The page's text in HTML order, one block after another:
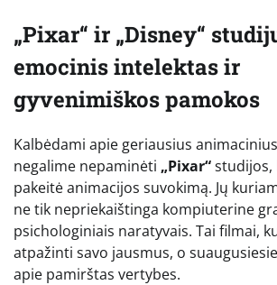
„Pixar“ ir „Disney“
emocinis intelektas ir
gyvenimiškos pamokos
Kalbėdami apie geriausius
negalime nepaminėti „Pixar“studijos,
pakeitė animacijos suvokimą. Jų
ne tik nepriekaištinga kompiuterine
psichologiniais naratyvais. Tai filmai,
atpažinti savo jausmus, o
apie pamirštas vertybes.